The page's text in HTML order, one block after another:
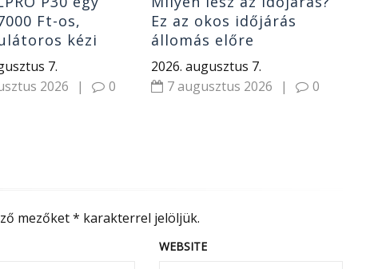
Ft-os,
kézi
öt fejjel
7.
2026
| 0
Ez az okos időjárás
állomás előre
megmondja, elég rá egy
pillantás
2026. augusztus 7.
7 augusztus 2026
| 0
mezőket* karakterrel jelöljük.
WEBSITE